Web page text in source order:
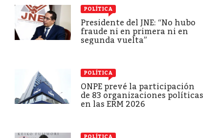
POLÍTICA
Presidente del JNE: “No hubo
fraude ni en primera ni en
segunda vuelta”
POLÍTICA
ONPE prevé la participación
de 83 organizaciones políticas
en las ERM 2026
POLÍTICA